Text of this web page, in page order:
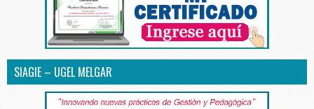
SIAGIE – UGEL MELGAR